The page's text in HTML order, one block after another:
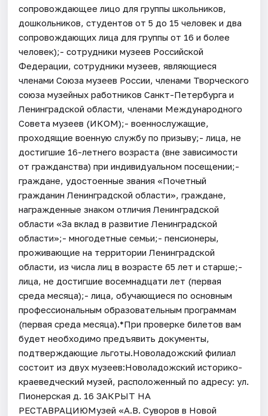
сопровождающее лицо для группы школьников,
дошкольников, студентов от 5 до 15 человек и два
сопровождающих лица для группы от 16 и более
человек);- сотрудники музеев Российской
Федерации, сотрудники музеев, являющиеся
членами Союза музеев России, членами Творческого
союза музейных работников Санкт-Петербурга и
Ленинградской области, членами Международного
Совета музеев (ИКОМ);- военнослужащие,
проходящие военную службу по призыву;- лица, не
достигшие 16-летнего возраста (вне зависимости
от гражданства) при индивидуальном посещении;-
граждане, удостоенные звания «Почетный
гражданин Ленинградской области», граждане,
награжденные знаком отличия Ленинградской
области «За вклад в развитие Ленинградской
области»;- многодетные семьи;- пенсионеры,
проживающие на территории Ленинградской
области, из числа лиц в возрасте 65 лет и старше;-
лица, не достигшие восемнадцати лет (первая
среда месяца);- лица, обучающиеся по основным
профессиональным образовательным программам
(первая среда месяца).*При проверке билетов вам
будет необходимо предъявить документы,
подтверждающие льготы.Новоладожский филиал
состоит из двух музеев:Новоладожский историко-
краеведческий музей, расположенный по адресу: ул.
Пионерская д. 16 ЗАКРЫТ НА
РЕСТАВРАЦИЮМузей «А.В. Суворов в Новой